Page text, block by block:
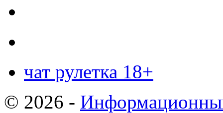
чат рулетка 18+
© 2026 -